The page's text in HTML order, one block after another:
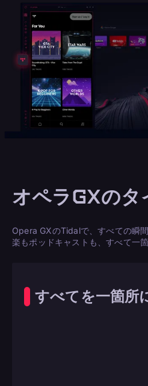
オペラGXのタ
Opera GXのTidalで、すべての瞬
楽もポッドキャストも、すべて一箇
すべてを一箇所